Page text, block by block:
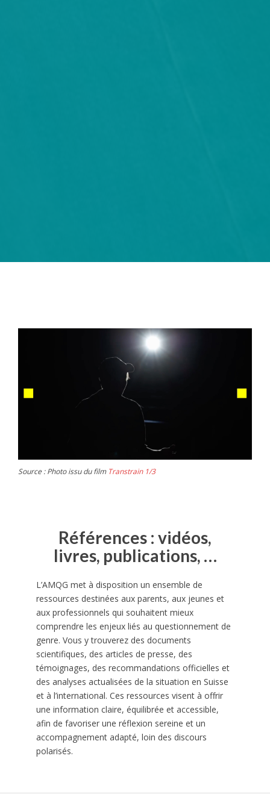
Références : vidéos,
livres, publications, …
L’AMQG met à disposition un ensemble de
ressources destinées aux parents, aux jeunes et
aux professionnels qui souhaitent mieux
comprendre les enjeux liés au questionnement de
genre. Vous y trouverez des documents
scientifiques, des articles de presse, des
témoignages, des recommandations officielles et
des analyses actualisées de la situation en Suisse
et à l’international. Ces ressources visent à offrir
une information claire, équilibrée et accessible,
afin de favoriser une réflexion sereine et un
accompagnement adapté, loin des discours
polarisés.
Source : Photo issu du film Transtrain 1/3